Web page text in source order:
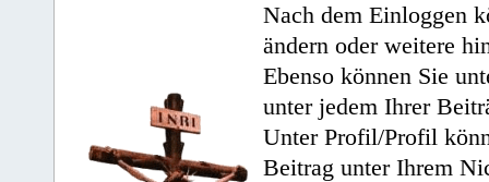
Nach dem Einloggen
ändern oder weitere
Ebenso können Sie
unter jedem Ihrer
Unter Profil/Profil
Beitrag unter Ihrem